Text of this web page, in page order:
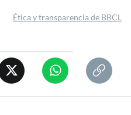
Ética y transparencia de BBCL